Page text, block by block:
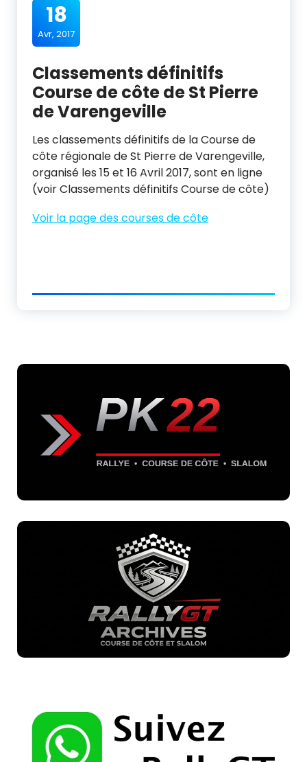
18
Avr, 2017
Classements définitifs
Course de côte de St Pierre
de Varengeville
Les classements définitifs de la Course de
côte régionale de St Pierre de Varengeville,
organisé les 15 et 16 Avril 2017, sont en ligne
(voir Classements définitifs Course de côte)
Voir la page des courses de côte